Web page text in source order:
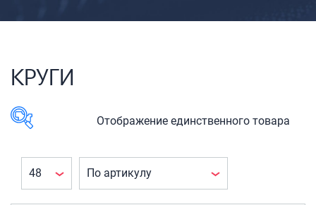
Рюкзаки детские для детских
РАСПРОДАЖА
Сумки спортивные
КРУГИ
В наличии
КАТЕГОРИЯ
Отображение единственного товара